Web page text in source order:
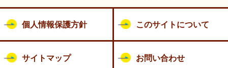
個人情報保護方針 このサイトについて
サイトマップ お問い合わせ